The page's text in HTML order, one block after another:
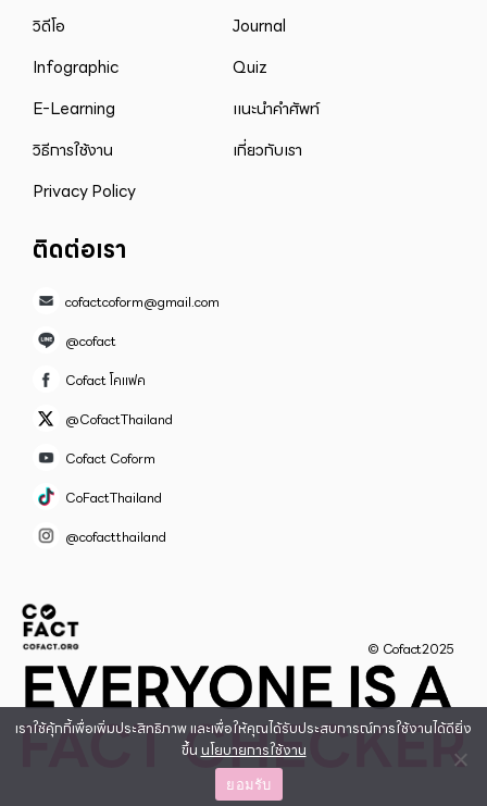
วิดีโอ
Journal
Infographic
Quiz
E-Learning
แนะนำคำศัพท์
วิธีการใช้งาน
เกี่ยวกับเรา
Privacy Policy
ติดต่อเรา
cofactcoform@gmail.com
@cofact
Cofact โคแฟค
@CofactThailand
Cofact Coform
CoFactThailand
@cofactthailand
© Cofact2025
เราใช้คุ้กกี้เพื่อเพิ่มประสิทธิภาพ และเพื่อให้คุณได้รับประสบการณ์การใช้งานได้ดียิ่ง
ขึ้น นโยบายการใช้งาน
ยอมรับ